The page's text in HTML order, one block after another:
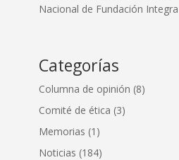
Nacional de Fundación Integra
Categorías
Columna de opinión (8)
Comité de ética (3)
Memorias (1)
Noticias (184)